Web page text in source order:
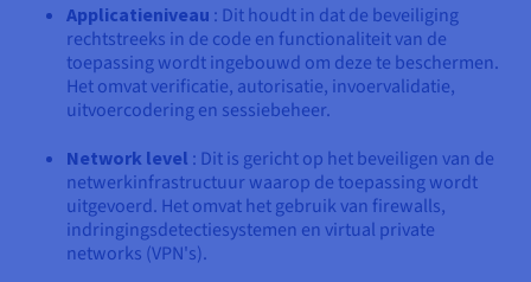
Applicatieniveau : Dit houdt in dat de beveiliging
rechtstreeks in de code en functionaliteit van de
toepassing wordt ingebouwd om deze te beschermen.
Het omvat verificatie, autorisatie, invoervalidatie,
uitvoercodering en sessiebeheer.
Network level : Dit is gericht op het beveiligen van de
netwerkinfrastructuur waarop de toepassing wordt
uitgevoerd. Het omvat het gebruik van firewalls,
indringingsdetectiesystemen en virtual private
networks (VPN's).